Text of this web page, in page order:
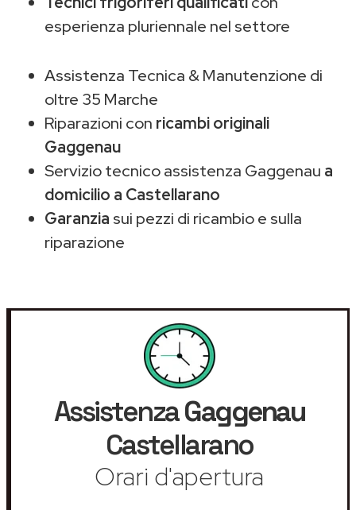
esperienza pluriennale nel settore
Assistenza Tecnica & Manutenzione di
oltre 35 Marche
Riparazioni con ricambi originali
Gaggenau
Servizio tecnico assistenza Gaggenau a
domicilio a Castellarano
Garanzia sui pezzi di ricambio e sulla
riparazione
AssistenzaGaggenau
Castellarano
Orari d'apertura